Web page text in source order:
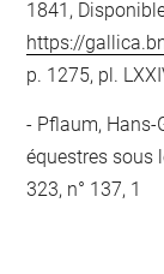
1841,
https://
p. 1275, pl.
Pflaum, Hans-
équestres sous
323, n° 137, 1